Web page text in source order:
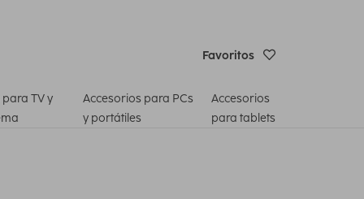
Favoritos
TV y
Accesorios para PCs
y portátiles
Accesorios
para tablets